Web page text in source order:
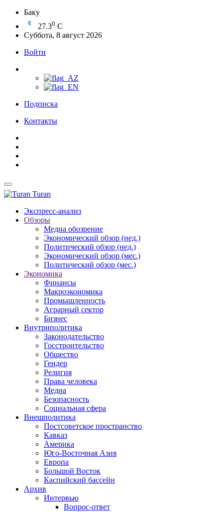
Баку
27.30 C
Суббота, 8 август 2026
Войти
Подписка
Контакты
Turan
Экспресс-анализ
Обзоры
Медиа обозрение
Экономический обзор (нед.)
Политический обзор (нед.)
Экономический обзор (мес.)
Политический обзор (мес.)
Экономика
Финансы
Макроэкономика
Промышленность
Аграрный сектор
Бизнес
Внутриполитика
Законодательство
Госстроительство
Общество
Гендер
Религия
Права человека
Медиа
Безопасность
Социальная сфера
Внешполитика
Постсоветское пространство
Кавказ
Америка
Юго-Восточная Азия
Европа
Большой Восток
Каспийский бассейн
Архив
Интервью
Вопрос-ответ